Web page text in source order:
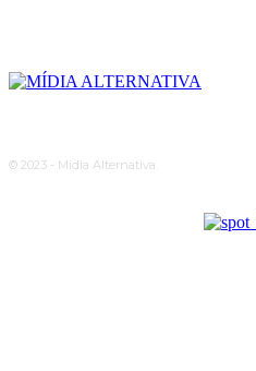
© 2023 - Midia Alternativa.